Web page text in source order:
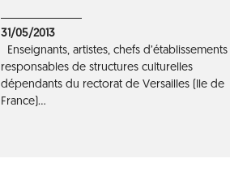
31/05/2013
Enseignants, artistes, chefs
responsables de structures culturelles
dépendants du rectorat de Versailles (Ile de
France)...